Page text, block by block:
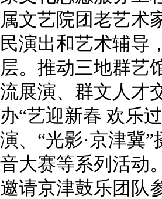
属文艺院团老艺术
民演出和艺术辅导
层。推动三地群艺
流展演、群文人才
办“艺迎新春 欢乐
演、“光影·京津冀
音大赛等系列活动
邀请京津鼓乐团队